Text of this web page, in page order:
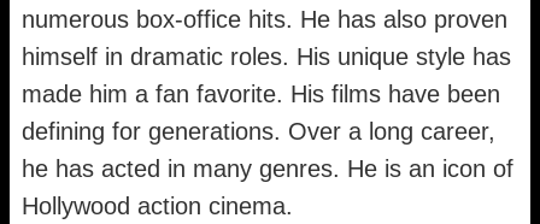
numerous box-office hits. He has also proven
himself in dramatic roles. His unique style has
made him a fan favorite. His films have been
defining for generations. Over a long career,
he has acted in many genres. He is an icon of
Hollywood action cinema.